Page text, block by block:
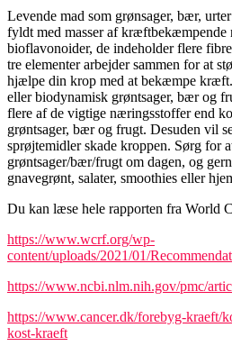
Levende mad som grønsager, bær,
fyldt med masser af kræftbekæmpende
bioflavonoider, de indeholder flere
tre elementer arbejder sammen for at
hjælpe din krop med at bekæmpe
eller biodynamisk grøntsager, bær og
flere af de vigtige næringsstoffer end
grøntsager, bær og frugt. Desuden vil
sprøjtemidler skade kroppen. Sørg for
grøntsager/bær/frugt om dagen, og
gnavegrønt, salater, smoothies eller
Du kan læse hele rapporten fra World
https://www.wcrf.org/wp-
content/uploads/2021/01/
https://www.ncbi.nlm.nih.gov/pmc/
https://www.cancer.dk/forebyg-kraeft/
kost-kraeft